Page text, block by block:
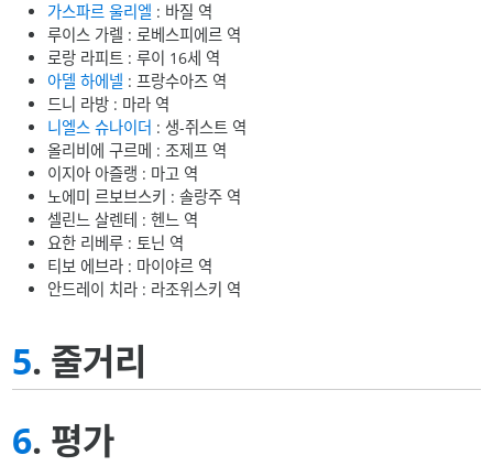
가스파르 울리엘 : 바질 역
루이스 가렐 : 로베스피에르 역
로랑 라피트 : 루이 16세 역
아델 하에넬 : 프랑수아즈 역
드니 라방 : 마라 역
니엘스 슈나이더 : 생-쥐스트 역
올리비에 구르메 : 조제프 역
이지아 아즐랭 : 마고 역
노에미 르보브스키 : 솔랑주 역
셀린느 살렌테 : 헨느 역
요한 리베루 : 토닌 역
티보 에브라 : 마이야르 역
안드레이 치라 : 라조위스키 역
5. 줄거리
6. 평가